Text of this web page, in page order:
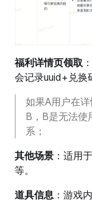
福利详情页领取
会记录uuid+兑换
如果A用户在
B，B是无法使
系；
其他场景 ：适用
等。
道具信息 ：游戏